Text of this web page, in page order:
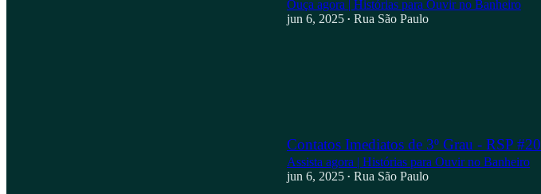
Ouça agora | Histórias para Ouvir no Banheiro
jun 6, 2025 • Rua São Paulo
Contatos Imediatos de 3º Grau - RSP #20
Assista agora | Histórias para Ouvir no Banheiro
jun 6, 2025 • Rua São Paulo